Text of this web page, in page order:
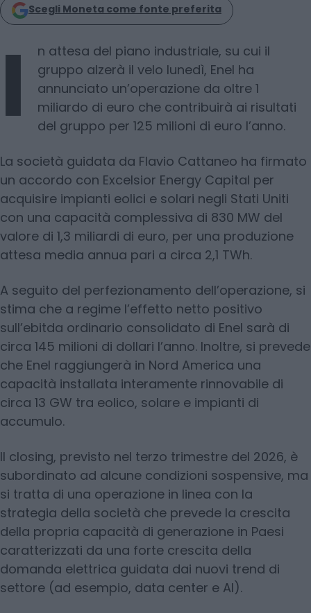
Scegli Moneta come fonte preferita
I
n attesa del piano industriale, su cui il
gruppo alzerà il velo lunedì, Enel ha
annunciato un’operazione da oltre 1
miliardo di euro che contribuirà ai risultati
del gruppo per 125 milioni di euro l’anno.
La società guidata da Flavio Cattaneo ha firmato
un accordo con Excelsior Energy Capital per
acquisire impianti eolici e solari negli Stati Uniti
con una capacità complessiva di 830 MW del
valore di 1,3 miliardi di euro, per una produzione
attesa media annua pari a circa 2,1 TWh.
A seguito del perfezionamento dell’operazione, si
stima che a regime l’effetto netto positivo
sull’ebitda ordinario consolidato di Enel sarà di
circa 145 milioni di dollari l’anno. Inoltre, si prevede
che Enel raggiungerà in Nord America una
capacità installata interamente rinnovabile di
circa 13 GW tra eolico, solare e impianti di
accumulo.
Il closing, previsto nel terzo trimestre del 2026, è
subordinato ad alcune condizioni sospensive, ma
si tratta di una operazione in linea con la
strategia della società che prevede la crescita
della propria capacità di generazione in Paesi
caratterizzati da una forte crescita della
domanda elettrica guidata dai nuovi trend di
settore (ad esempio, data center e AI).